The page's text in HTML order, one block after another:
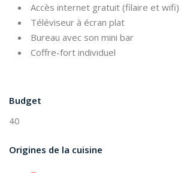
Accès internet gratuit (filaire et wifi)
Téléviseur à écran plat
Bureau avec son mini bar
Coffre-fort individuel
Budget
40
Origines de la cuisine